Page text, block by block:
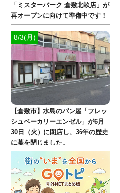
「ミスターバーク 倉敷北畝店」が
再オープンに向けて準備中です！
8/3(月)
【倉敷市】水島のパン屋「フレッ
シュベーカリーエンゼル」が6月
30日（火）に閉店し、36年の歴史
に幕を閉じました。